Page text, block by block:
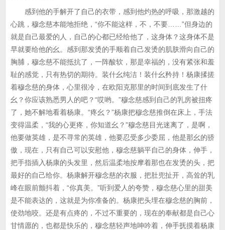
感到他的手解开了自己的衣带，感到他灼热的呼吸，那激越的
心跳，穆念慈本能地拒绝，“你不能这样，不，不要……”但身边的
就是自己最爱的人，自己的心都已经给他了，这身体？这身体不是
早就要给他的幺。感到那发烫的手顺着自己发烫的肌肤滑向自己的
胸脯，穆念慈不能抵抗了，一阵酸软，那是幸福的，没有紧张和羞
耻的感觉，只有热切的期待。装什幺纯洁！装什幺矜持！杨康揉搓
着穆念慈的身体，心里很冷，在欧阳克那里的时间到底发生了什
幺？你应该熟悉男人的吧？“哎哟。”穆念慈感到自己的乳房被扭疼
了，她不解地看着杨康。“疼幺？”杨康把穆念慈推倒在床上，手法
变得温柔，“我的心更疼，你知道幺？”穆念慈目光迷离了，是啊，
他要做英雄，是不寻常的英雄，他要忍受多少委屈，他是那幺的骄
傲，现在，只有自己可以安慰他，穆念慈躺平自己的身体，伸手，
把手指插入杨康的头发里，然后温柔地按摩着那也在发烫的头，把
最好的自己给你。杨康解开穆念慈的衣服，把肚兜扯开，高耸的乳
峰在眼前颤抖着，“你真美。”听到爱人的夸赞，穆念慈心里的甜美
是不能表达的，这就是为你准备的。杨康把头埋在穆念慈的胸前，
使劲地咬。还是有点疼的，不过不重要的，现在的奉献都是自己心
甘情愿的，也都是快乐的，穆念慈轻声地呻吟着，伸手抚摸着杨康